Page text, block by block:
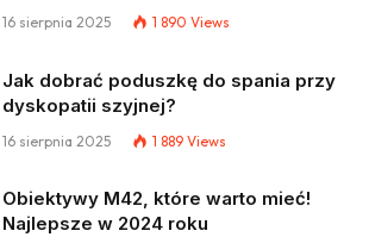
16 sierpnia 2025 1 890 Views
Jak dobrać poduszkę do spania przy
dyskopatii szyjnej?
16 sierpnia 2025 1 889 Views
Obiektywy M42, które warto mieć!
Najlepsze w 2024 roku